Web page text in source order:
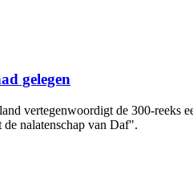
gelegen
vertegenwoordigt de 300‑reeks
nalatenschap van Daf".